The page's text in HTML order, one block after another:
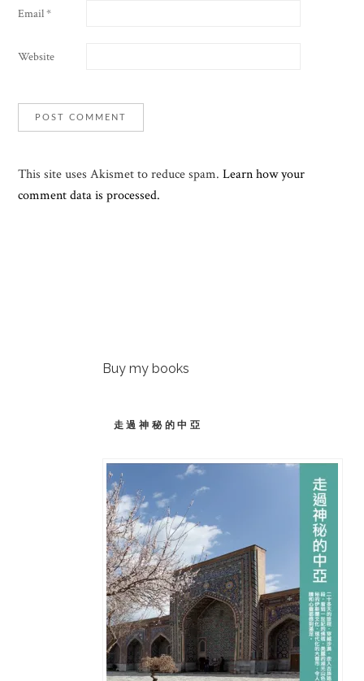
Email*
Website
This site uses Akismet to reduce spam.Learn how your
comment data is processed.
Buy my books
走過神秘的中亞